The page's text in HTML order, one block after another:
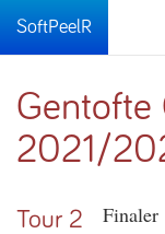
SoftPeelR
Gentofte
2021/
Tour 2 Finaler